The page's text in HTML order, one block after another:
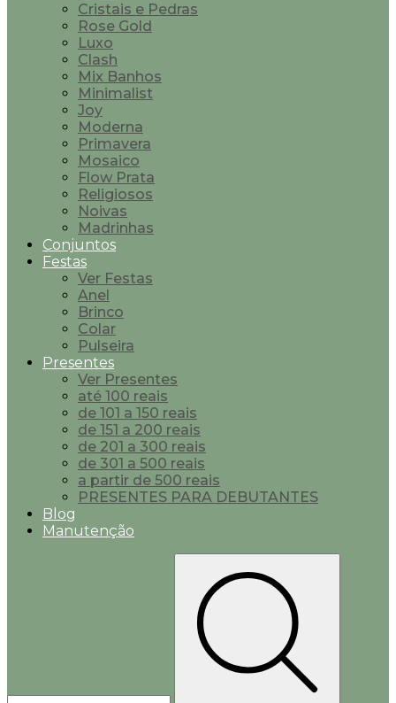
Cristais e Pedras
Rose Gold
Luxo
Clash
Mix Banhos
Minimalist
Joy
Moderna
Primavera
Mosaico
Flow Prata
Religiosos
Noivas
Madrinhas
Conjuntos
Festas
Ver Festas
Anel
Brinco
Colar
Pulseira
Presentes
Ver Presentes
até 100 reais
de 101 a 150 reais
de 151 a 200 reais
de 201 a 300 reais
de 301 a 500 reais
a partir de 500 reais
PRESENTES PARA DEBUTANTES
Blog
Manutenção